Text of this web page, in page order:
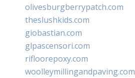
olivesburgberrypatch.com
theslushkids.com
giobastian.com
glpascensori.com
rifloorepoxy.com
woolleymillingandpaving.com